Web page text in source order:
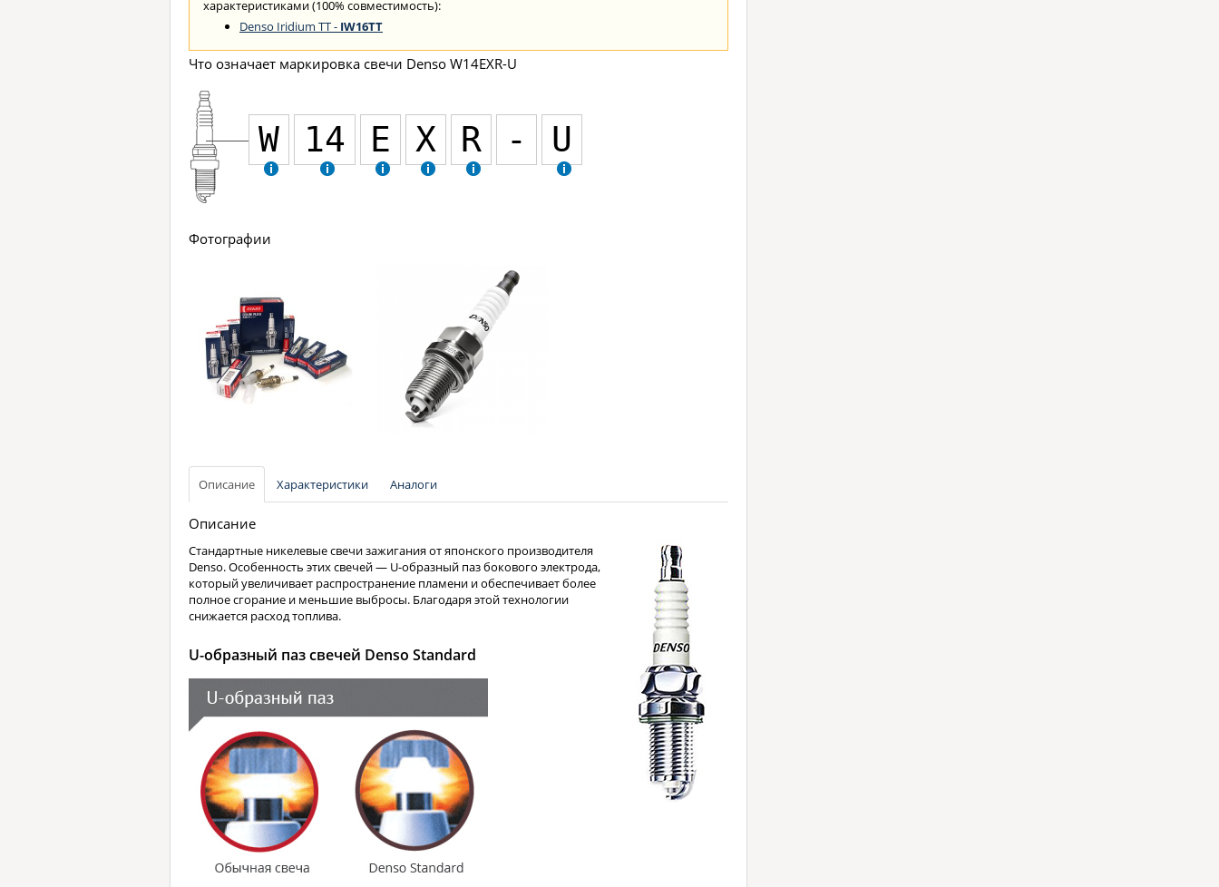
характеристиками (100% совместимость):
Denso Iridium TT - IW16TT
Что означает маркировка свечи Denso W14EXR-U
W 14 E X R - U
Фотографии
Описание Характеристики Аналоги
Описание
Стандартные никелевые свечи зажигания от японского производителя
Denso. Особенность этих свечей — U-образный паз бокового электрода,
который увеличивает распространение пламени и обеспечивает более
полное сгорание и меньшие выбросы. Благодаря этой технологии
снижается расход топлива.
U-образный паз свечей Denso Standard